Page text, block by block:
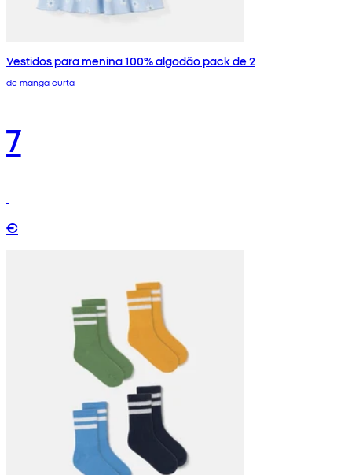
Vestidos para menina 100% algodão pack de 2
de manga curta
7
€